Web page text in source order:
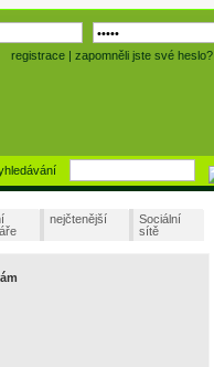
registrace | zapomněli jste své heslo?
nejčtenější
Sociální
sítě